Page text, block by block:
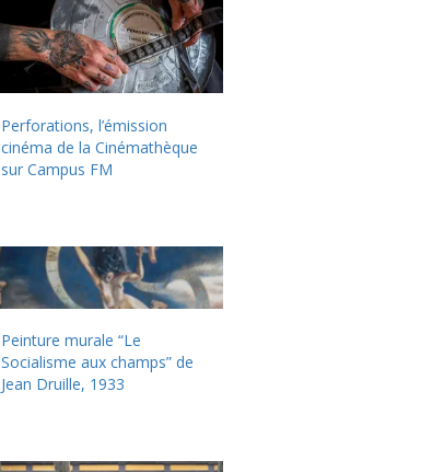
Perforations, l’émission
cinéma de la Cinémathèque
sur Campus FM
Peinture murale “Le
Socialisme aux champs” de
Jean Druille, 1933